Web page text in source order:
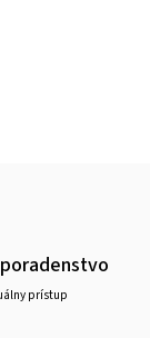
prístup